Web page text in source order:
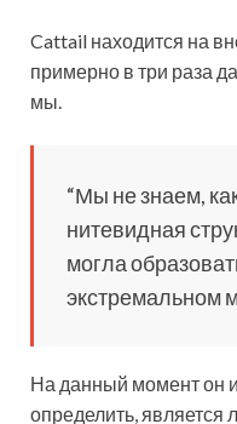
Cattail находится на
примерно в три раза
мы.
“Мы не знаем,
нитевидная
могла
экстремальном
На данный момент он и
определить, является